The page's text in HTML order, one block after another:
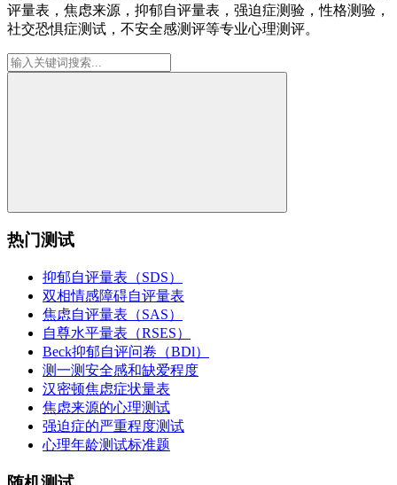
评量表，焦虑来源，抑郁自评量表，强迫症测验，性格测验，
社交恐惧症测试，不安全感测评等专业心理测评。
热门测试
抑郁自评量表（SDS）
双相情感障碍自评量表
焦虑自评量表（SAS）
自尊水平量表（RSES）
Beck抑郁自评问卷（BDl）
测一测安全感和缺爱程度
汉密顿焦虑症状量表
焦虑来源的心理测试
强迫症的严重程度测试
心理年龄测试标准题